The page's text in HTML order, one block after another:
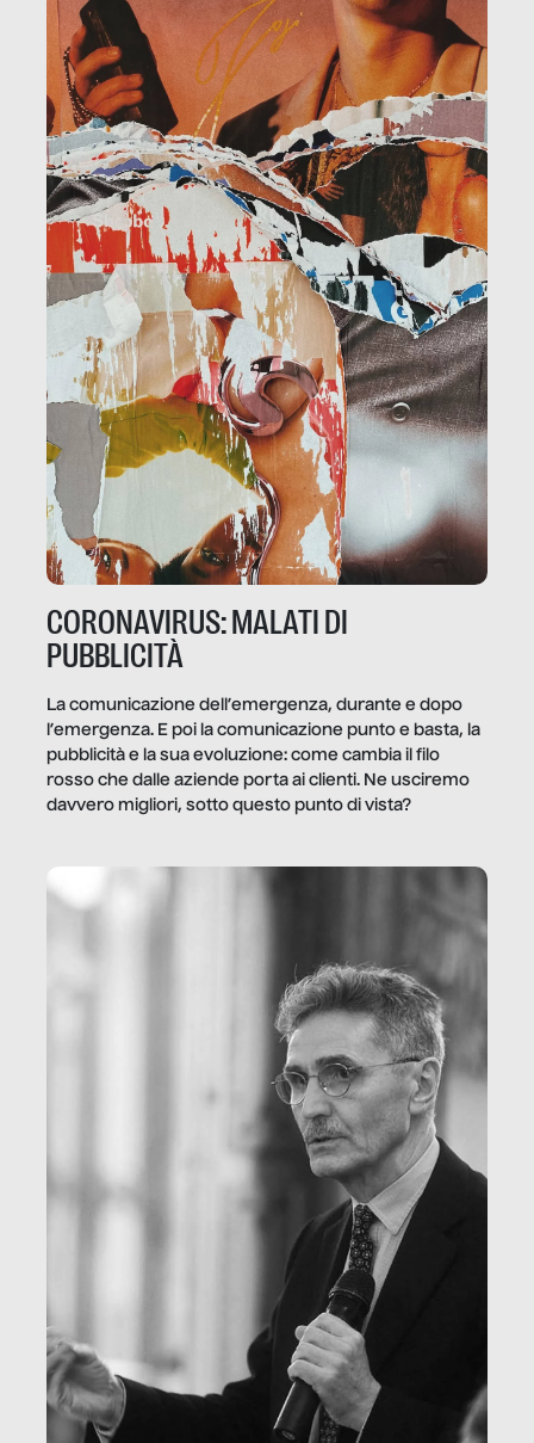
CORONAVIRUS: MALATI DI
PUBBLICITÀ
La comunicazione dell’emergenza, durante e dopo
l’emergenza. E poi la comunicazione punto e basta, la
pubblicità e la sua evoluzione: come cambia il filo
rosso che dalle aziende porta ai clienti. Ne usciremo
davvero migliori, sotto questo punto di vista?